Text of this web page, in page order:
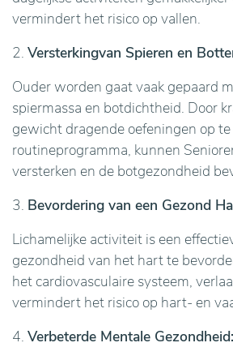
vermindert het risico op vallen.
2. Versterkingvan Spieren en
Ouder worden gaat vaak gepaard
spiermassa en botdichtheid. Door
gewicht dragende oefeningen op
routineprogramma, kunnen
versterken en de botgezondheid
3. Bevordering van een Gezond
Lichamelijke activiteit is een
gezondheid van het hart te
het cardiovasculaire systeem,
vermindert het risico op hart- en
4. Verbeterde Mentale Gezondheid: